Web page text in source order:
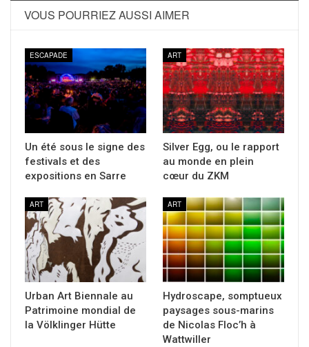
VOUS POURRIEZ AUSSI AIMER
ESCAPADE
Un été sous le signe des
festivals et des
expositions en Sarre
ART
Silver Egg, ou le rapport
au monde en plein
cœur du ZKM
ART
Urban Art Biennale au
Patrimoine mondial de
la Völklinger Hütte
ART
Hydroscape, somptueux
paysages sous-marins
de Nicolas Floc’h à
Wattwiller